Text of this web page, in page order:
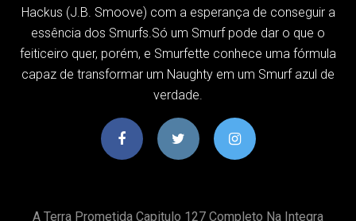
Hackus (J.B. Smoove) com a esperança de conseguir a
essência dos Smurfs.Só um Smurf pode dar o que o
feiticeiro quer, porém, e Smurfette conhece uma fórmula
capaz de transformar um Naughty em um Smurf azul de
verdade.
A Terra Prometida Capitulo 127 Completo Na Integra